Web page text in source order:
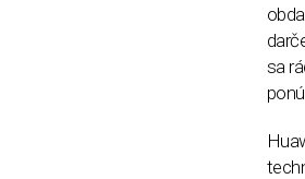
sa rá
pon